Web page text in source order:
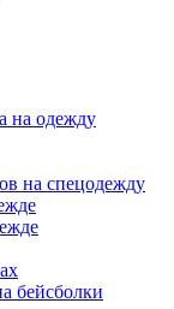
на одежду
на спецодежду
бейсболки